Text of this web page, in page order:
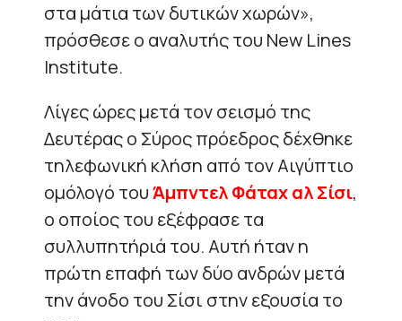
στα μάτια των δυτικών χωρών»,
πρόσθεσε ο αναλυτής του New Lines
Institute.
Λίγες ώρες μετά τον σεισμό της
Δευτέρας ο Σύρος πρόεδρος δέχθηκε
τηλεφωνική κλήση από τον Αιγύπτιο
ομόλογό τουΆμπντελ Φάταχ αλ Σίσι,
ο οποίος του εξέφρασε τα
συλλυπητήριά του. Αυτή ήταν η
πρώτη επαφή των δύο ανδρών μετά
την άνοδο του Σίσι στην εξουσία το